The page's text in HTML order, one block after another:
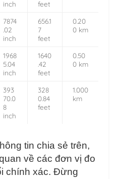
inch
feet
7874
.02
inch
656.1
7
feet
0.20
0 km
1968
5.04
inch
1640
.42
feet
0.50
0 km
393
70.0
8
inch
328
0.84
feet
1.000
km
tin chia sẻ trên,
về các đơn vị đo
chính xác. Đừng